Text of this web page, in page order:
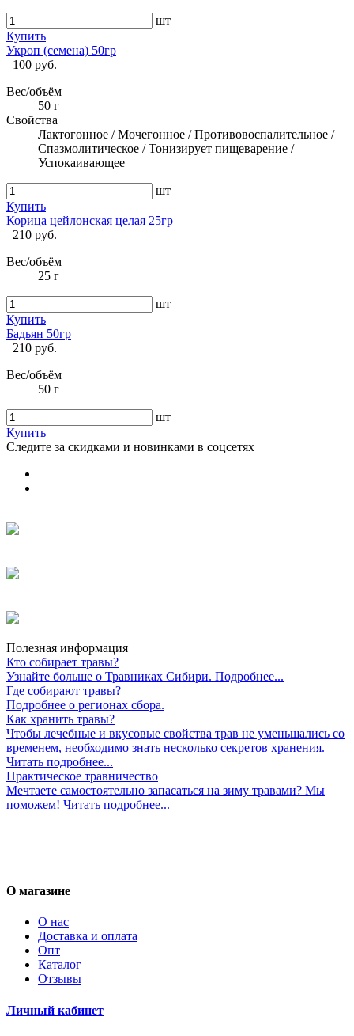
шт
Купить
Укроп (семена) 50гр
100 руб.
Вес/объём
50 г
Свойства
Лактогонное / Мочегонное / Противовоспалительное /
Спазмолитическое / Тонизирует пищеварение /
Успокаивающее
шт
Купить
Корица цейлонская целая 25гр
210 руб.
Вес/объём
25 г
шт
Купить
Бадьян 50гр
210 руб.
Вес/объём
50 г
шт
Купить
Следите за скидками и новинками в соцсетях
Полезная информация
Кто собирает травы?
Узнайте больше о Травниках Сибири. Подробнее...
Где собирают травы?
Подробнее о регионах сбора.
Как хранить травы?
Чтобы лечебные и вкусовые свойства трав не уменьшались со
временем, необходимо знать несколько секретов хранения.
Читать подробнее...
Практическое травничество
Мечтаете самостоятельно запасаться на зиму травами? Мы
поможем! Читать подробнее...
О магазине
О нас
Доставка и оплата
Опт
Каталог
Отзывы
Личный кабинет